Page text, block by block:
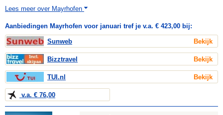
Lees meer over Mayrhofen
Aanbiedingen Mayrhofen voor januari tref je v.a. € 423,00 bij:
Sunweb Bekijk
Bizztravel Bekijk
TUI.nl Bekijk
v.a. € 76,00